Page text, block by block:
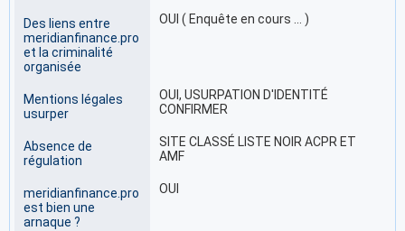
Des liens entre
meridianfinance.pro
et la criminalité
organisée
OUI ( Enquête en cours … )
Mentions légales
usurper
OUI, USURPATION D'IDENTITÉ
CONFIRMER
Absence de
régulation
SITE CLASSÉ LISTE NOIR ACPR ET
AMF
meridianfinance.pro
est bien une
arnaque ?
OUI